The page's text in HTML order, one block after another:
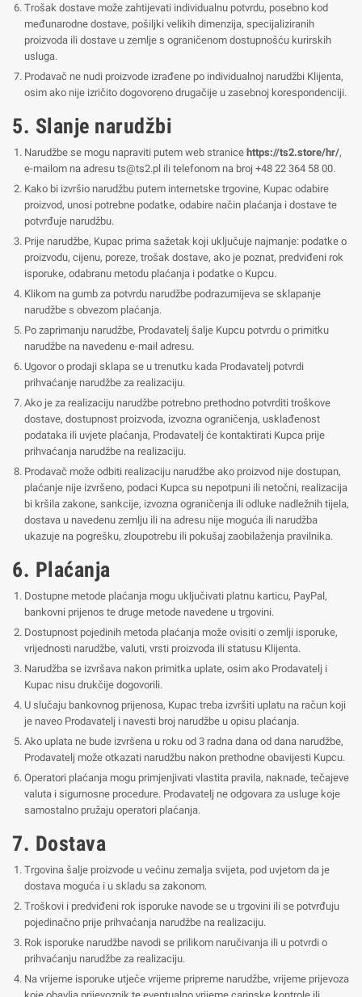
Trošak dostave može zahtijevati individualnu potvrdu, posebno kod
međunarodne dostave, pošiljki velikih dimenzija, specijaliziranih
proizvoda ili dostave u zemlje s ograničenom dostupnošću kurirskih
usluga.
Prodavač ne nudi proizvode izrađene po individualnoj narudžbi Klijenta,
osim ako nije izričito dogovoreno drugačije u zasebnoj korespondenciji.
5. Slanje narudžbi
Narudžbe se mogu napraviti putem web stranice https://ts2.store/hr/,
e-mailom na adresu ts@ts2.pl ili telefonom na broj +48 22 364 58 00.
Kako bi izvršio narudžbu putem internetske trgovine, Kupac odabire
proizvod, unosi potrebne podatke, odabire način plaćanja i dostave te
potvrđuje narudžbu.
Prije narudžbe, Kupac prima sažetak koji uključuje najmanje: podatke o
proizvodu, cijenu, poreze, trošak dostave, ako je poznat, predviđeni rok
isporuke, odabranu metodu plaćanja i podatke o Kupcu.
Klikom na gumb za potvrdu narudžbe podrazumijeva se sklapanje
narudžbe s obvezom plaćanja.
Po zaprimanju narudžbe, Prodavatelj šalje Kupcu potvrdu o primitku
narudžbe na navedenu e-mail adresu.
Ugovor o prodaji sklapa se u trenutku kada Prodavatelj potvrdi
prihvaćanje narudžbe za realizaciju.
Ako je za realizaciju narudžbe potrebno prethodno potvrditi troškove
dostave, dostupnost proizvoda, izvozna ograničenja, usklađenost
podataka ili uvjete plaćanja, Prodavatelj će kontaktirati Kupca prije
prihvaćanja narudžbe na realizaciju.
Prodavač može odbiti realizaciju narudžbe ako proizvod nije dostupan,
plaćanje nije izvršeno, podaci Kupca su nepotpuni ili netočni, realizacija
bi kršila zakone, sankcije, izvozna ograničenja ili odluke nadležnih tijela,
dostava u navedenu zemlju ili na adresu nije moguća ili narudžba
ukazuje na pogrešku, zloupotrebu ili pokušaj zaobilaženja pravilnika.
6. Plaćanja
Dostupne metode plaćanja mogu uključivati ​​platnu karticu, PayPal,
bankovni prijenos te druge metode navedene u trgovini.
Dostupnost pojedinih metoda plaćanja može ovisiti o zemlji isporuke,
vrijednosti narudžbe, valuti, vrsti proizvoda ili statusu Klijenta.
Narudžba se izvršava nakon primitka uplate, osim ako Prodavatelj i
Kupac nisu drukčije dogovorili.
U slučaju bankovnog prijenosa, Kupac treba izvršiti uplatu na račun koji
je naveo Prodavatelj i navesti broj narudžbe u opisu plaćanja.
Ako uplata ne bude izvršena u roku od 3 radna dana od dana narudžbe,
Prodavatelj može otkazati narudžbu nakon prethodne obavijesti Kupcu.
Operatori plaćanja mogu primjenjivati vlastita pravila, naknade, tečajeve
valuta i sigurnosne procedure. Prodavatelj ne odgovara za usluge koje
samostalno pružaju operatori plaćanja.
7. Dostava
Trgovina šalje proizvode u većinu zemalja svijeta, pod uvjetom da je
dostava moguća i u skladu sa zakonom.
Troškovi i predviđeni rok isporuke navode se u trgovini ili se potvrđuju
pojedinačno prije prihvaćanja narudžbe na realizaciju.
Rok isporuke narudžbe navodi se prilikom naručivanja ili u potvrdi o
prihvaćanju narudžbe za realizaciju.
Na vrijeme isporuke utječe vrijeme pripreme narudžbe, vrijeme prijevoza